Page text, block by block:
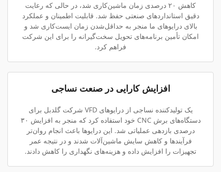
کاهش ۲۰ درصدی زمان ماشین‌کاری شد، در حالی که رعایت
دقیق استانداردهای صنعتی حفظ شد. قابلیت اطمینان و عملکرد
بالای درایوهای ما منجر به حداقل‌شدن زمان ایست‌کاری شد و
امکان تأمین برنامه‌های تحویل سخت‌گیرانه را برای این شرکت
فراهم کرد.
افزایش کارایی در صنعت نساجی
یک تولیدکننده نساجی از درایوهای VFD شرکت گلدبل برای
دستگاه‌های برش CNC خود استفاده کرد که منجر به افزایش ۳۰
درصدی بازدهی عملیاتی شد. این درایوها باعث انجام روان‌تر
فرآیندها و کاهش سایش ماشین‌آلات شدند و در نتیجه عمر
تجهیزات را افزایش داده و هزینه‌های نگهداری را کاهش دادند.